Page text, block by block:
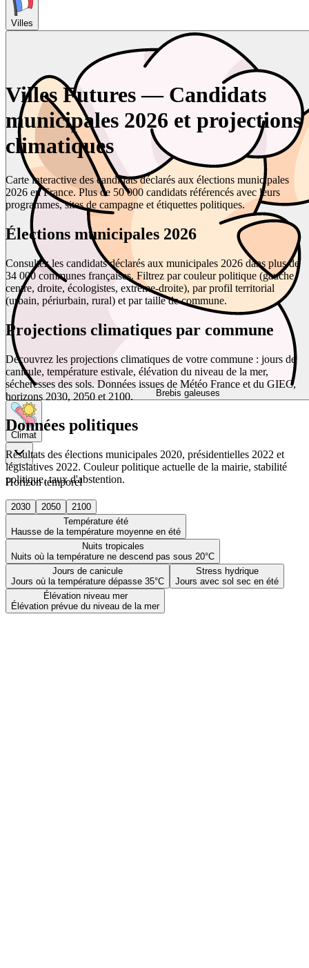
Villes
Brebis galeuses
Climat
Horizon temporel
2030 2050
2100
Température été
Hausse de la température moyenne en été
Nuits tropicales
Nuits où la température ne descend pas sous 20°C
Jours de canicule
Jours où la température dépasse 35°C
Stress hydrique
Jours avec sol sec en été
Élévation niveau mer
Élévation prévue du niveau de la mer
Villes Futures — Candidats
municipales 2026 et projections
climatiques
Carte interactive des candidats déclarés aux élections municipales
2026 en France. Plus de 50 000 candidats référencés avec leurs
programmes, sites de campagne et étiquettes politiques.
Élections municipales 2026
Consultez les candidats déclarés aux municipales 2026 dans plus de
34 000 communes françaises. Filtrez par couleur politique (gauche,
centre, droite, écologistes, extrême-droite), par profil territorial
(urbain, périurbain, rural) et par taille de commune.
Projections climatiques par commune
Découvrez les projections climatiques de votre commune : jours de
canicule, température estivale, élévation du niveau de la mer,
sécheresses des sols. Données issues de Météo France et du GIEC,
horizons 2030, 2050 et 2100.
Données politiques
Résultats des élections municipales 2020, présidentielles 2022 et
législatives 2022. Couleur politique actuelle de la mairie, stabilité
politique, taux d'abstention.